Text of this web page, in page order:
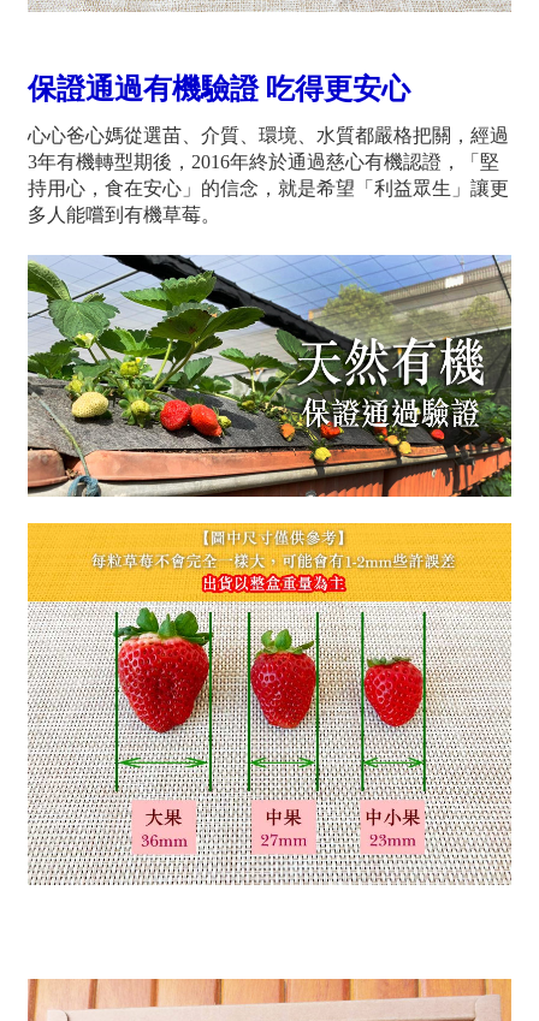
保證通過有機驗證 吃得更安心
心心爸心媽從選苗、介質、環境、水質都嚴格把關，經過
3年有機轉型期後，2016年終於通過慈心有機認證，「堅
持用心，食在安心」的信念，就是希望「利益眾生」讓更
多人能嚐到有機草莓。